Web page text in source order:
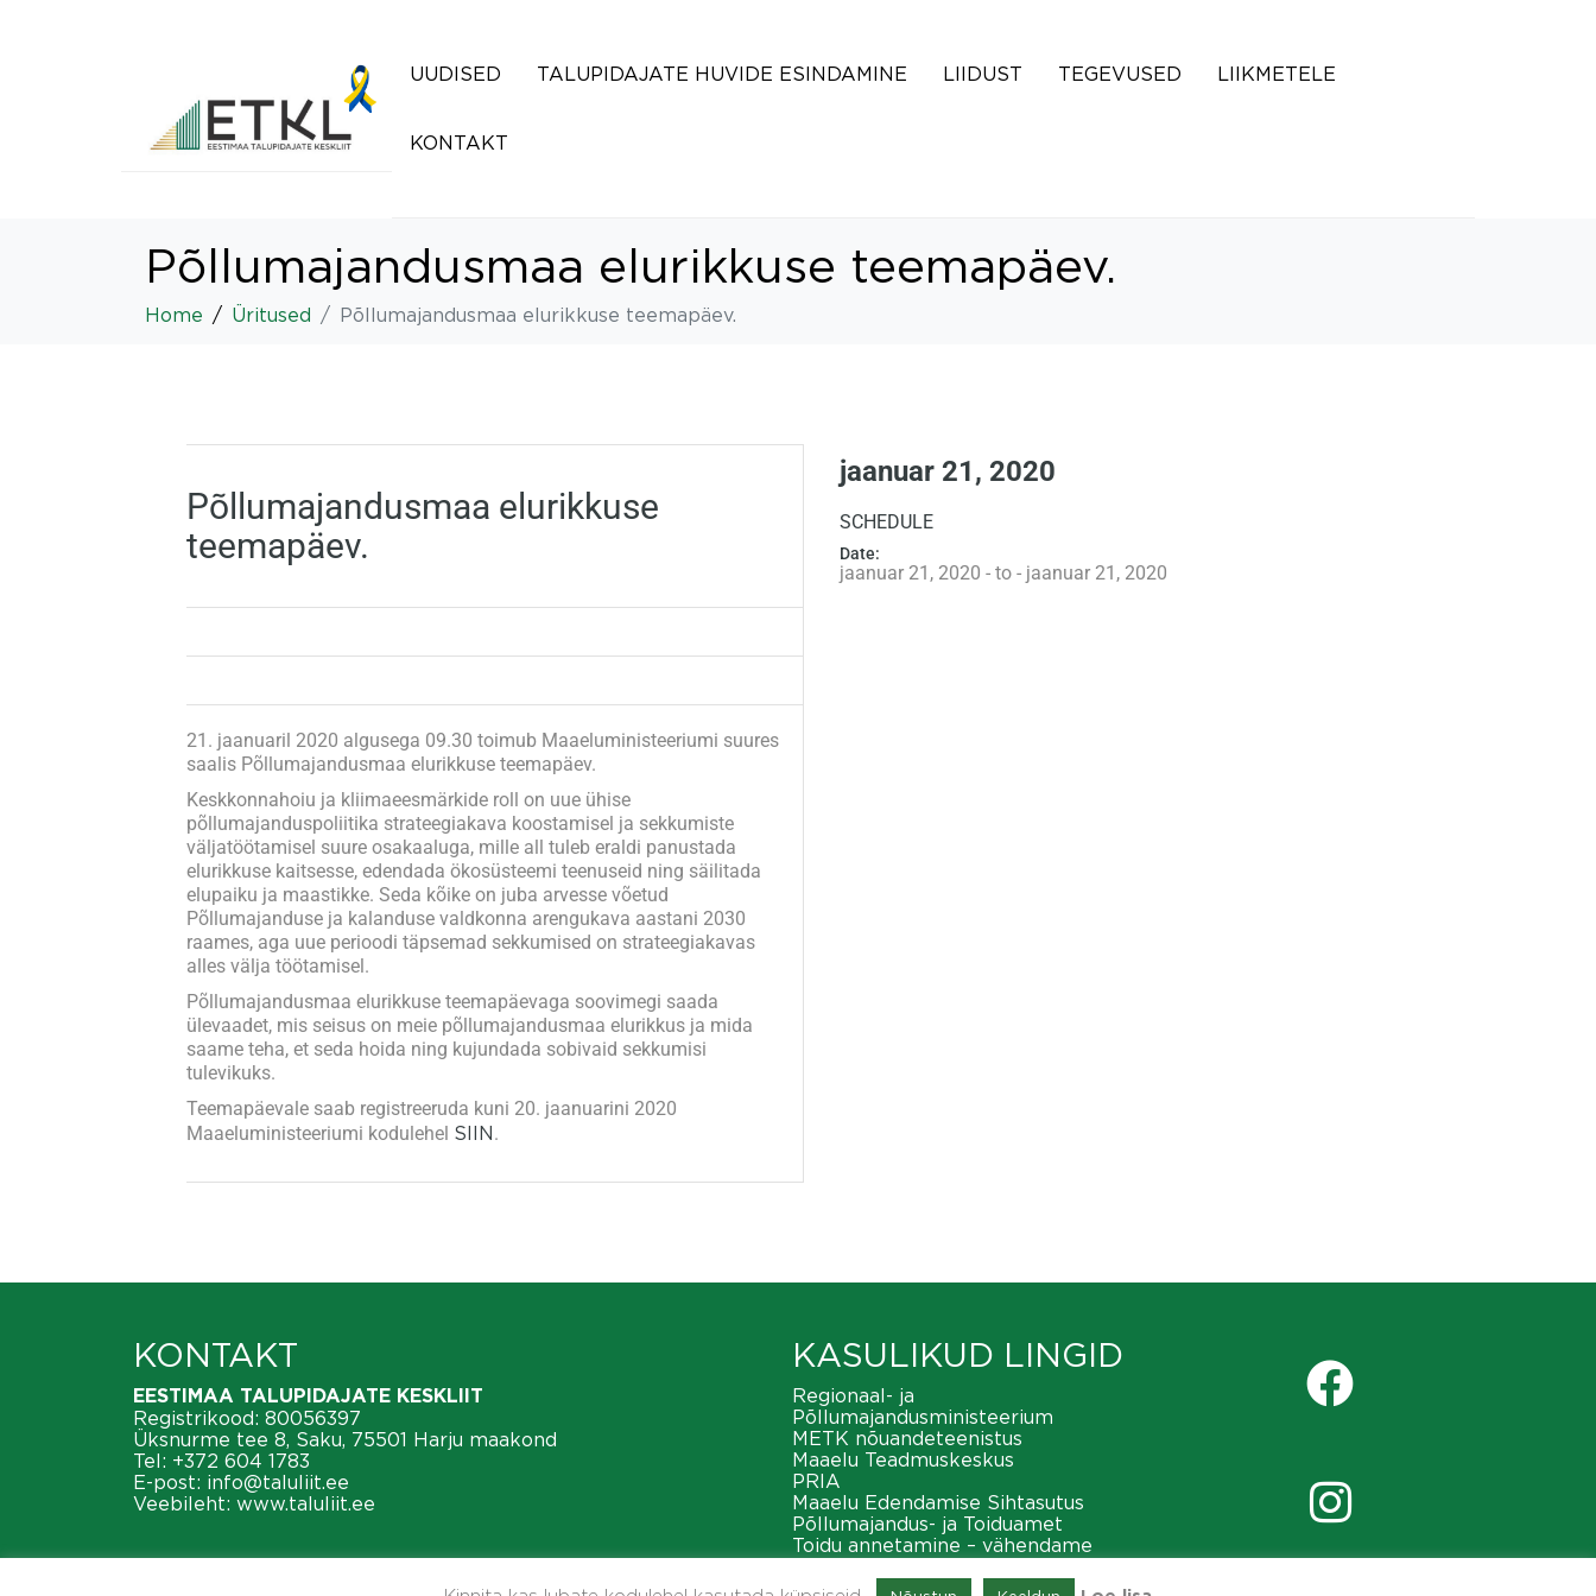
UUDISED TALUPIDAJATE HUVIDE ESINDAMINE LIIDUST TEGEVUSED LIIKMETELE
KONTAKT
Põllumajandusmaa elurikkuse teemapäev.
Home Üritused Põllumajandusmaa elurikkuse teemapäev.
Põllumajandusmaa elurikkuse
teemapäev.
21. jaanuaril 2020 algusega 09.30 toimub Maaeluministeeriumi suures
saalis Põllumajandusmaa elurikkuse teemapäev.
Keskkonnahoiu ja kliimaeesmärkide roll on uue ühise
põllumajanduspoliitika strateegiakava koostamisel ja sekkumiste
väljatöötamisel suure osakaaluga, mille all tuleb eraldi panustada
elurikkuse kaitsesse, edendada ökosüsteemi teenuseid ning säilitada
elupaiku ja maastikke. Seda kõike on juba arvesse võetud
Põllumajanduse ja kalanduse valdkonna arengukava aastani 2030
raames, aga uue perioodi täpsemad sekkumised on strateegiakavas
alles välja töötamisel.
Põllumajandusmaa elurikkuse teemapäevaga soovimegi saada
ülevaadet, mis seisus on meie põllumajandusmaa elurikkus ja mida
saame teha, et seda hoida ning kujundada sobivaid sekkumisi
tulevikuks.
Teemapäevale saab registreeruda kuni 20. jaanuarini 2020
Maaeluministeeriumi kodulehel SIIN.
jaanuar 21, 2020
SCHEDULE
Date:
jaanuar 21, 2020 - to - jaanuar 21, 2020
KONTAKT
EESTIMAA TALUPIDAJATE KESKLIIT
Registrikood: 80056397
Üksnurme tee 8, Saku, 75501 Harju maakond
Tel: +372 604 1783
E-post: info@taluliit.ee
Veebileht: www.taluliit.ee
KASULIKUD LINGID
Regionaal- ja
Põllumajandusministeerium
METK nõuandeteenistus
Maaelu Teadmuskeskus
PRIA
Maaelu Edendamise Sihtasutus
Põllumajandus- ja Toiduamet
Toidu annetamine – vähendame
METK maaeluvõrgustik